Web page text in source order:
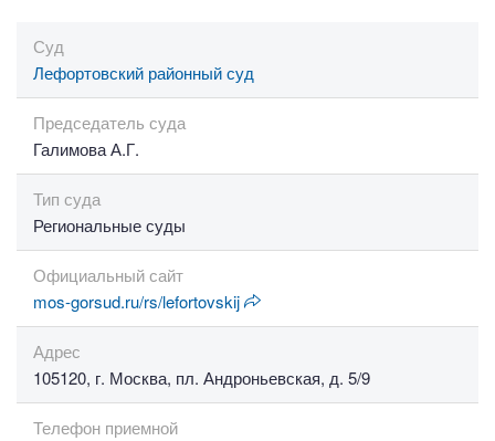
Суд
Лефортовский районный суд
Председатель суда
Галимова А.Г.
Тип суда
Региональные суды
Официальный сайт
mos-gorsud.ru/rs/lefortovskij
Адрес
105120, г. Москва, пл. Андроньевская, д. 5/9
Телефон приемной